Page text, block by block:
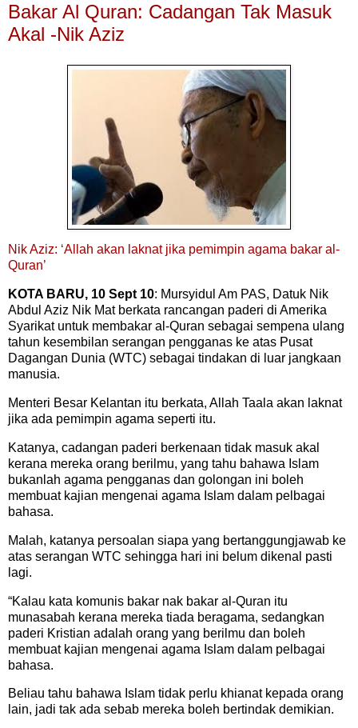
Bakar Al Quran: Cadangan Tak Masuk
Akal -Nik Aziz
Nik Aziz: ‘Allah akan laknat jika pemimpin agama bakar al-
Quran’
KOTA BARU, 10 Sept 10: Mursyidul Am PAS, Datuk Nik
Abdul Aziz Nik Mat berkata rancangan paderi di Amerika
Syarikat untuk membakar al-Quran sebagai sempena ulang
tahun kesembilan serangan pengganas ke atas Pusat
Dagangan Dunia (WTC) sebagai tindakan di luar jangkaan
manusia.
Menteri Besar Kelantan itu berkata, Allah Taala akan laknat
jika ada pemimpin agama seperti itu.
Katanya, cadangan paderi berkenaan tidak masuk akal
kerana mereka orang berilmu, yang tahu bahawa Islam
bukanlah agama pengganas dan golongan ini boleh
membuat kajian mengenai agama Islam dalam pelbagai
bahasa.
Malah, katanya persoalan siapa yang bertanggungjawab ke
atas serangan WTC sehingga hari ini belum dikenal pasti
lagi.
“Kalau kata komunis bakar nak bakar al-Quran itu
munasabah kerana mereka tiada beragama, sedangkan
paderi Kristian adalah orang yang berilmu dan boleh
membuat kajian mengenai agama Islam dalam pelbagai
bahasa.
Beliau tahu bahawa Islam tidak perlu khianat kepada orang
lain, jadi tak ada sebab mereka boleh bertindak demikian.